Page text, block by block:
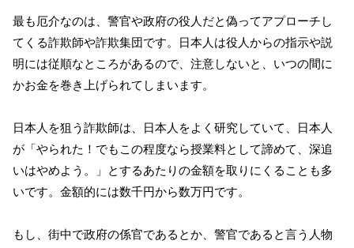
最も厄介なのは、警官や政府の役人だと偽ってアプローチし
てくる詐欺師や詐欺集団です。日本人は役人からの指示や説
明には従順なところがあるので、注意しないと、いつの間に
かお金を巻き上げられてしまいます。
日本人を狙う詐欺師は、日本人をよく研究していて、日本人
が「やられた！でもこの程度なら授業料として諦めて、深追
いはやめよう。」とするあたりの金額を取りにくることも多
いです。金額的には数千円から数万円です。
もし、街中で政府の係官であるとか、警官であると言う人物